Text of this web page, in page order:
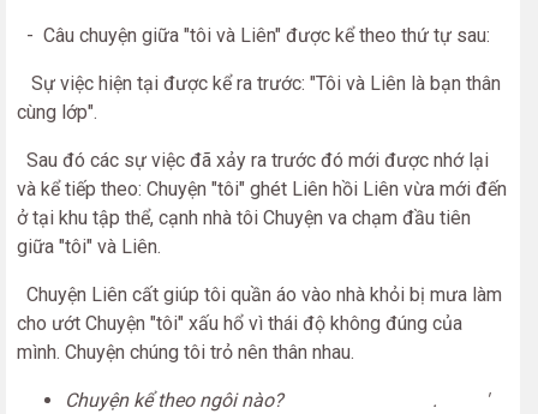
- Câu chuyện giữa "tôi và Liên" được kể theo thứ tự sau:
Sự việc hiện tại được kể ra trước: "Tôi và Liên là bạn thân
cùng lớp".
Sau đó các sự việc đã xảy ra trước đó mới được nhớ lại
và kể tiếp theo: Chuyện "tôi" ghét Liên hồi Liên vừa mới đến
ở tại khu tập thể, cạnh nhà tôi Chuyện va chạm đầu tiên
giữa "tôi" và Liên.
Chuyện Liên cất giúp tôi quần áo vào nhà khỏi bị mưa làm
cho ướt Chuyện "tôi" xấu hổ vì thái độ không đúng của
mình. Chuyện chúng tôi trỏ nên thân nhau.
Chuyện kểtheo ngôi nào?. '